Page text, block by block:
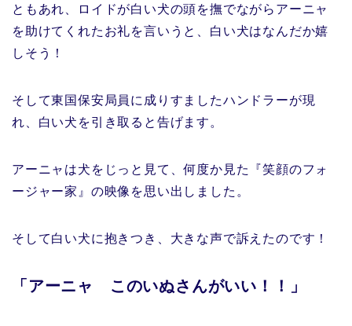
ともあれ、ロイドが白い犬の頭を撫でながらアーニャ
を助けてくれたお礼を言いうと、白い犬はなんだか嬉
しそう！
そして東国保安局員に成りすましたハンドラーが現
れ、白い犬を引き取ると告げます。
アーニャは犬をじっと見て、何度か見た『笑顔のフォ
ージャー家』の映像を思い出しました。
そして白い犬に抱きつき、大きな声で訴えたのです！
「アーニャ このいぬさんがいい！！」